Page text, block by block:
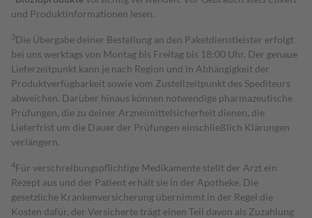
und Produktinformationen lesen.
3Die Übergabe deiner Bestellung an den Paketdienstleister erfolgt
bei uns werktags von Montag bis Freitag bis 18:00 Uhr. Der genaue
Lieferzeitpunkt kann je nach Region und in Abhängigkeit der
Produktverfügbarkeit sowie vom Zustellzeitpunkt des Spediteurs
abweichen. Darüber hinaus können notwendige pharmazeutische
Prüfungen, die zu deiner Arzneimittelsicherheit dienen, die
Lieferfrist um die Dauer der Prüfungen einschließlich Klärungen
verlängern.
4Für verschreibungspflichtige Medikamente stellt der Arzt ein
Rezept aus und der Patient erhält sie in der Apotheke. Die
gesetzliche Krankenversicherung übernimmt in der Regel die
Kosten dafür, der Versicherte trägt einen Teil davon als Zuzahlung